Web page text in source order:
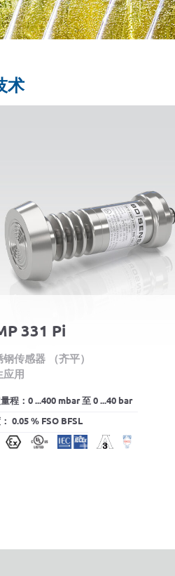
术
331 Pi
传感器 （齐平）
应用
程：0 ...400 mbar 至 0 ...40 bar
0.05 % FSO BFSL